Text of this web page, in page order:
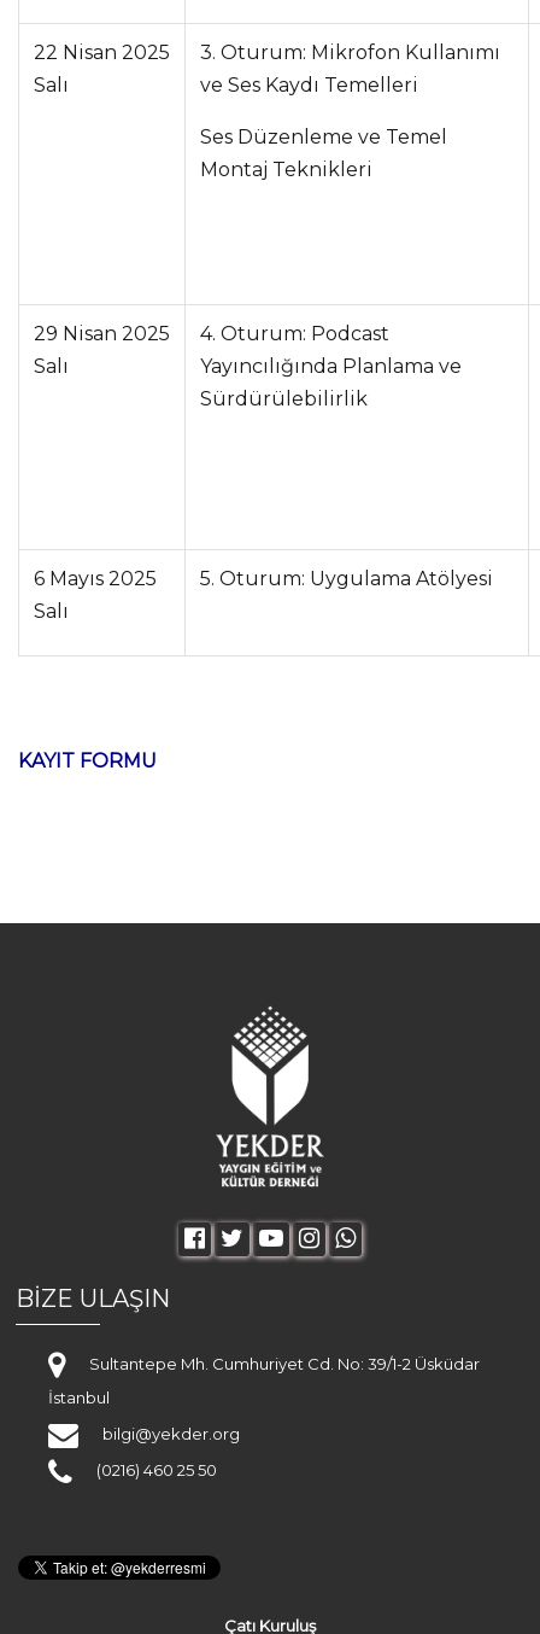
22 Nisan 2025
Salı
3. Oturum: Mikrofon Kullanımı
ve Ses Kaydı Temelleri
Ses Düzenleme ve Temel
Montaj Teknikleri
29 Nisan 2025
Salı
4. Oturum: Podcast
Yayıncılığında Planlama ve
Sürdürülebilirlik
6 Mayıs 2025
Salı
5. Oturum: Uygulama Atölyesi
KAYIT FORMU
BİZE ULAŞIN
Sultantepe Mh. Cumhuriyet Cd. No: 39/1-2 Üsküdar
İstanbul
bilgi@yekder.org
(0216) 460 25 50
Çatı Kuruluş